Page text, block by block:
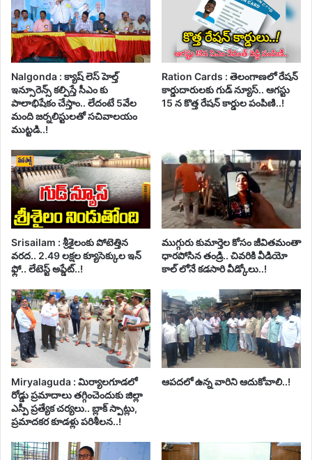
Nalgonda : క్యాష్ లెస్ హెల్త్
ఇన్సూరెన్స్ కల్పిస్తే సీఎం కు
పాలాభిషేకం చేస్తాం.. లేదంటే 5వేల
మంది జర్నలిస్టులతో సచివాలయం
ముట్టడి..!
Ration Cards : తెలంగాణలో రేషన్
కార్డుదారులకు గుడ్ న్యూస్.. ఆగస్టు
15 న కొత్త రేషన్ కార్డుల పంపిణి..!
Srisailam : శ్రీశైలంకు పోటెత్తిన
వరద.. 2.49 లక్షల క్యూసెక్కుల ఇన్
ఫ్లో.. లేటెస్ట్ అప్డేట్..!
ముగ్గురు కుమార్తెల కోసం జీవితమంతా
ధారపోసిన తండ్రి.. చివరికి వీడియో
కాల్ లోనే కడసారి వీడ్కోలు..!
Miryalaguda : మిర్యాలగూడలో
రోడ్డు ప్రమాదాలు తగ్గించెందుకు జిల్లా
ఎస్పీ ప్రత్యేక చర్యలు.. బ్లాక్ స్పాట్లు,
ప్రమాదకర కూడళ్లు పరిశీలన..!
ఆపదలో ఉన్న వారిని ఆదుకోవాలి..!